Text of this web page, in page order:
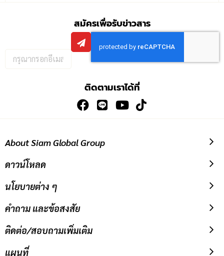
สมัครเพื่อรับข่าวสาร
กรอก
อีเมล
ติดตามเราได้ที่
About Siam Global Group
ดาวน์โหลด
นโยบายต่าง ๆ
คำถาม และข้อสงสัย
ติดต่อ/สอบถามเพิ่มเติม
แผนที่